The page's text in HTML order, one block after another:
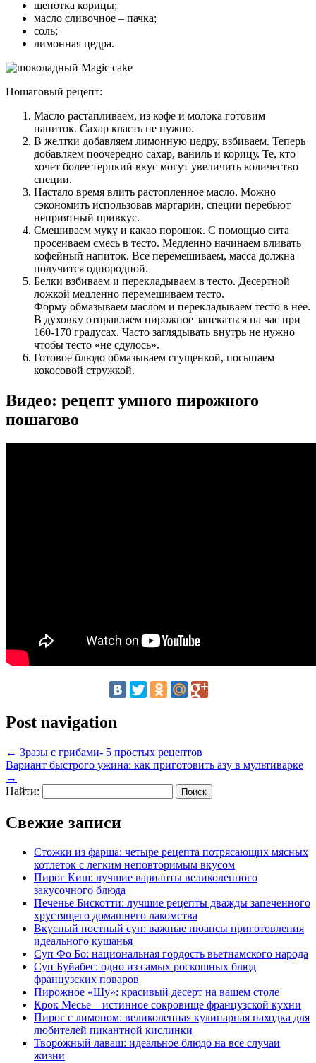
щепотка корицы;
масло сливочное – пачка;
соль;
лимонная цедра.
Пошаговый рецепт:
Масло растапливаем, из кофе и молока готовим
напиток. Сахар класть не нужно.
В желтки добавляем лимонную цедру, взбиваем. Теперь
добавляем поочередно сахар, ваниль и корицу. Те, кто
хочет более терпкий вкус могут увеличить количество
специи.
Настало время влить растопленное масло. Можно
сэкономить использовав маргарин, специи перебьют
неприятный привкус.
Смешиваем муку и какао порошок. С помощью сита
просеиваем смесь в тесто. Медленно начинаем вливать
кофейный напиток. Все перемешиваем, масса должна
получится однородной.
Белки взбиваем и перекладываем в тесто. Десертной
ложкой медленно перемешиваем тесто.
Форму обмазываем маслом и перекладываем тесто в нее.
В духовку отправляем пирожное запекаться на час при
160-170 градусах. Часто заглядывать внутрь не нужно
чтобы тесто «не сдулось».
Готовое блюдо обмазываем сгущенкой, посыпаем
кокосовой стружкой.
Видео: рецепт умного пирожного
пошагово
Post navigation
← Зразы с грибами- 5 простых рецептов
Вариант быстрого ужина: как приготовить азу в мультиварке
→
Найти:
Свежие записи
Стожки из фарша: четыре рецепта потрясающих мясных
котлеток с легким неповторимым вкусом
Пирог Киш: лучшие варианты великолепного
закусочного блюда
Печенье Бискотти: лучшие рецепты дважды запеченного
хрустящего домашнего лакомства
Вкусный постный суп: важные нюансы приготовления
идеального кушанья
Суп Фо Бо: национальная гордость вьетнамского народа
Суп Буйабес: одно из самых роскошных блюд
французских поваров
Пирожное «Шу»: красивый десерт на вашем столе
Крок Месье – истинное сокровище французской кухни
Пирог с лимоном: великолепная кулинарная находка для
любителей пикантной кислинки
Творожный лаваш: идеальное блюдо на все случаи
жизни